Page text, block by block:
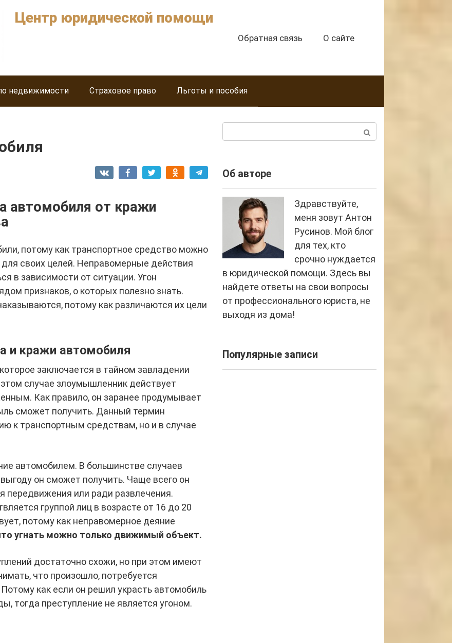
Центр юридической помощи
Обратная связь О сайте
недвижимости Страховое право Льготы и пособия
автомобиля от кражи
потому как транспортное средство можно
своих целей. Неправомерные действия
в зависимости от ситуации. Угон
признаков, о которых полезно знать.
потому как различаются их цели
и кражи автомобиля
заключается в тайном завладении
случае злоумышленник действует
Как правило, он заранее продумывает
сможет получить. Данный термин
к транспортным средствам, но и в случае
автомобилем. В большинстве случаев
он сможет получить. Чаще всего он
передвижения или ради развлечения.
группой лиц в возрасте от 16 до 20
потому как неправомерное деяние
угнать можно только движимый объект.
достаточно схожи, но при этом имеют
что произошло, потребуется
как если он решил украсть автомобиль
тогда преступление не является угоном.
Об авторе
Здравствуйте,
меня зовут Антон
Русинов. Мой блог
для тех, кто
срочно нуждается
в юридической помощи. Здесь вы
найдете ответы на свои вопросы
от профессионального юриста, не
выходя из дома!
Популярные записи